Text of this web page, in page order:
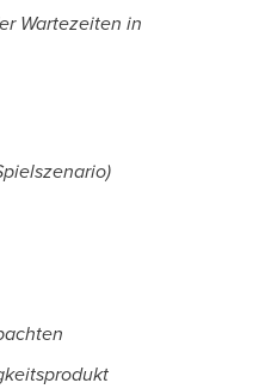
Wartezeiten in